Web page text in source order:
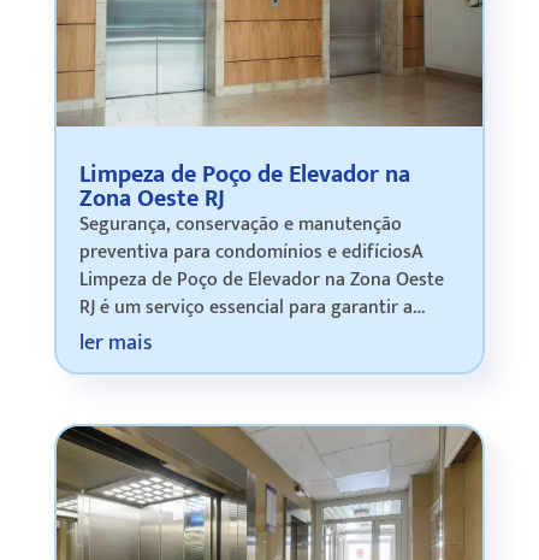
Limpeza de Poço de Elevador na
Zona Oeste RJ
Segurança, conservação e manutenção
preventiva para condomínios e edifíciosA
Limpeza de Poço de Elevador na Zona Oeste
RJ é um serviço essencial para garantir a
conservação das áreas técnicas dos
ler mais